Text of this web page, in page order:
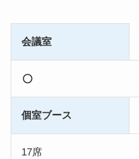
会議室
個室ブース
17席